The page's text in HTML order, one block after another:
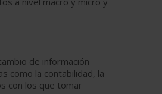
de información
como la contabilidad, la
con los que tomar